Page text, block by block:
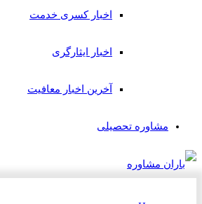
اخبار کسری خدمت
اخبار ایثارگری
آخرین اخبار معافیت
مشاوره تحصیلی